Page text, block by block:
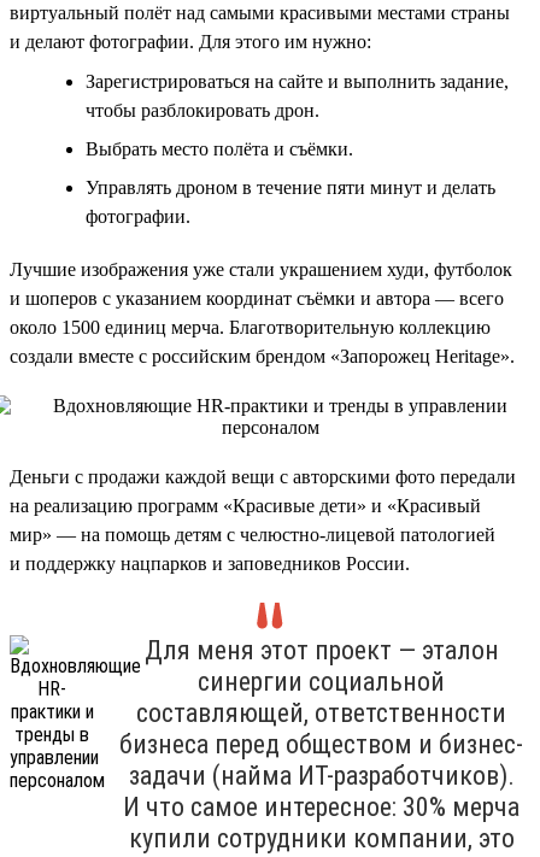
виртуальный полёт над самыми красивыми местами страны
и делают фотографии. Для этого им нужно:
Зарегистрироваться на сайте и выполнить задание,
чтобы разблокировать дрон.
Выбрать место полёта и съёмки.
Управлять дроном в течение пяти минут и делать
фотографии.
Лучшие изображения уже стали украшением худи, футболок
и шоперов с указанием координат съёмки и автора — всего
около 1500 единиц мерча. Благотворительную коллекцию
создали вместе с российским брендом «Запорожец Heritage».
Деньги с продажи каждой вещи с авторскими фото передали
на реализацию программ «Красивые дети» и «Красивый
мир» — на помощь детям с челюстно-лицевой патологией
и поддержку нацпарков и заповедников России.
Для меня этот проект — эталон
синергии социальной
составляющей, ответственности
бизнеса перед обществом и бизнес-
задачи (найма ИТ-разработчиков).
И что самое интересное: 30% мерча
купили сотрудники компании, это